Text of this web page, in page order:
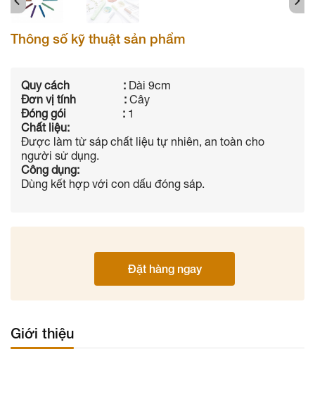
Thông số kỹ thuật sản phẩm
Quy cách : Dài 9cm
Đơn vị tính : Cây
Đóng gói : 1
Chất liệu:
Được làm từ sáp chất liệu tự nhiên, an toàn cho
người sử dụng.
Công dụng:
Dùng kết hợp với con dấu đóng sáp.
Đặt hàng ngay
Giới thiệu